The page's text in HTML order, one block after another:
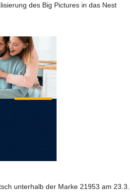
des Big Pictures in das Nest
unterhalb der Marke 21953 am 23.3.